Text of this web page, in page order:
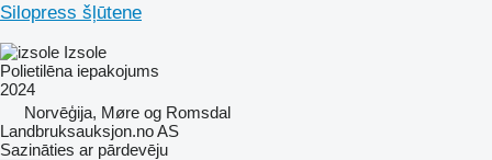
Silopress šļūtene
Izsole
Polietilēna iepakojums
2024
Norvēģija, Møre og Romsdal
Landbruksauksjon.no AS
Sazināties ar pārdevēju